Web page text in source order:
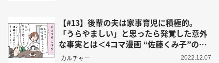
【#13】後輩の夫は家事育児に積極的。
「うらやましい」と思ったら発覚した意外
な事実とは＜4コマ漫画 “佐藤くみ子”の日
常＞
カルチャー 2022.12.07